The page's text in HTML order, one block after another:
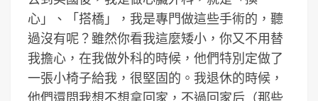
心」、「搭橋」，我是專門做這些手術的，聽
過沒有呢？雖然你看我這麼矮小，你又不用替
我擔心，在我做外科的時候，他們特別定做了
一張小椅子給我，很堅固的。我退休的時候，